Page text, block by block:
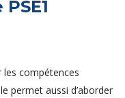
compétences
permet aussi d’aborder